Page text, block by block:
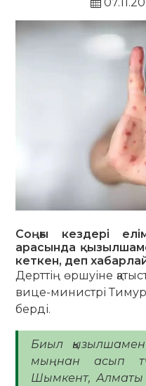
Соңғы кездері
арасында
кеткен, деп
Дерттің өршуіне
вице-министрі Тимур
берді.
Биыл
мыңнан асып
Шымкент, Алматы